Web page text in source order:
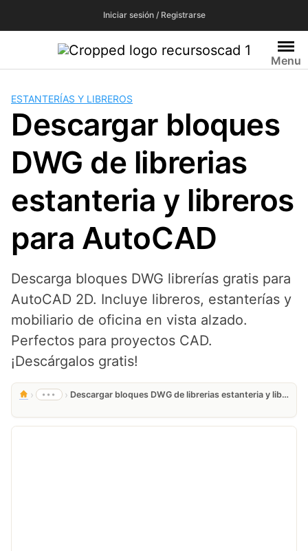
Iniciar sesión / Registrarse
Menu
ESTANTERÍAS Y LIBREROS
Descargar bloques
DWG de librerias
estanteria y libreros
para AutoCAD
Descarga bloques DWG librerías gratis para
AutoCAD 2D. Incluye libreros, estanterías y
mobiliario de oficina en vista alzado.
Perfectos para proyectos CAD.
¡Descárgalos gratis!
› ••• › Descargar bloques DWG de librerias estanteria y libreros para AutoCAD